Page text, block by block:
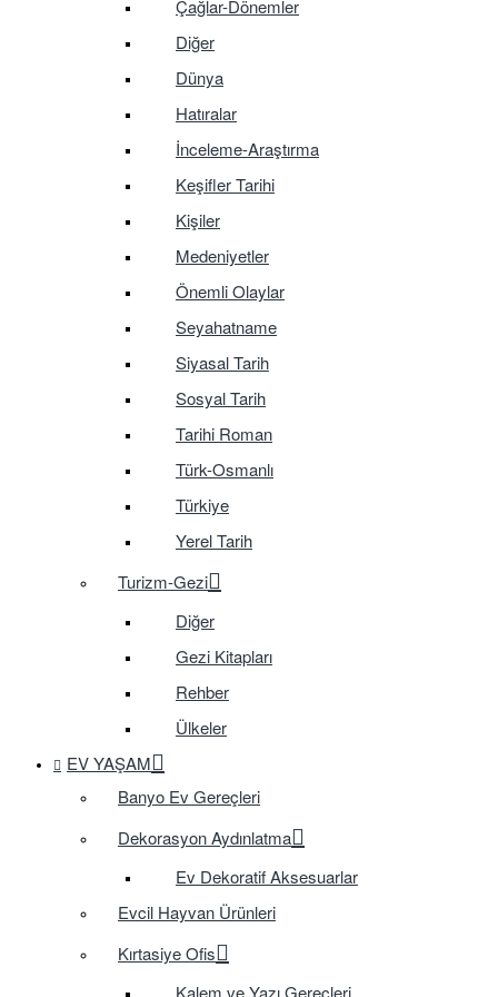
Çağlar-Dönemler
Diğer
Dünya
Hatıralar
İnceleme-Araştırma
Keşifler Tarihi
Kişiler
Medeniyetler
Önemli Olaylar
Seyahatname
Siyasal Tarih
Sosyal Tarih
Tarihi Roman
Türk-Osmanlı
Türkiye
Yerel Tarih
Turizm-Gezi
Diğer
Gezi Kitapları
Rehber
Ülkeler
EV YAŞAM
Banyo Ev Gereçleri
Dekorasyon Aydınlatma
Ev Dekoratif Aksesuarlar
Evcil Hayvan Ürünleri
Kırtasiye Ofis
Kalem ve Yazı Gereçleri